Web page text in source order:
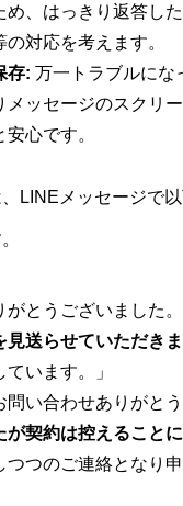
め、はっきり返答し
対応を考えます。
存: 万一トラブルにな
メッセージのスクリ
心です。
LINEメッセージで
がとうございました
見送らせていただき
います。」
い合わせありがとう
が契約は控えること
つつのご連絡となり